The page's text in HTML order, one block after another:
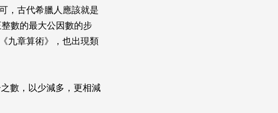
，古代希臘人應該就是
數的最大公因數的步
九章算術》，也出現類
數，以少減多，更相減